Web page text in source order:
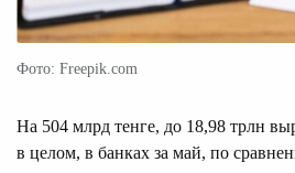
Фото: Freepik.com
На 504 млрд тенге, до 18,98 трлн
в целом, в банках за май, по